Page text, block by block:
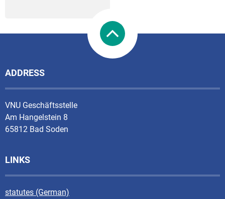
ADDRESS
VNU Geschäftsstelle
Am Hangelstein 8
65812 Bad Soden
LINKS
statutes (German)